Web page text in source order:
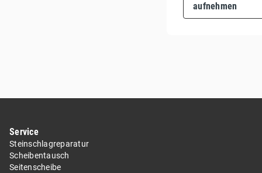
aufnehmen
Service
Steinschlagreparatur
Scheibentausch
Seitenscheibe